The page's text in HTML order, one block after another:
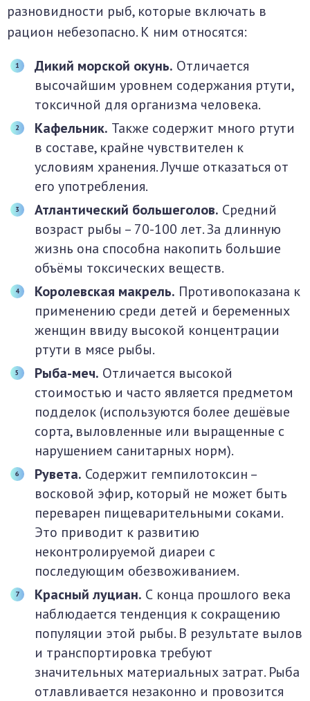
разновидности рыб, которые включать в
рацион небезопасно. К ним относятся:
Дикий морской окунь. Отличается
высочайшим уровнем содержания ртути,
токсичной для организма человека.
Кафельник. Также содержит много ртути
в составе, крайне чувствителен к
условиям хранения. Лучше отказаться от
его употребления.
Атлантический большеголов. Средний
возраст рыбы – 70-100 лет. За длинную
жизнь она способна накопить большие
объёмы токсических веществ.
Королевская макрель. Противопоказана к
применению среди детей и беременных
женщин ввиду высокой концентрации
ртути в мясе рыбы.
Рыба-меч. Отличается высокой
стоимостью и часто является предметом
подделок (используются более дешёвые
сорта, выловленные или выращенные с
нарушением санитарных норм).
Рувета. Содержит гемпилотоксин –
восковой эфир, который не может быть
переварен пищеварительными соками.
Это приводит к развитию
неконтролируемой диареи с
последующим обезвоживанием.
Красный луциан. С конца прошлого века
наблюдается тенденция к сокращению
популяции этой рыбы. В результате вылов
и транспортировка требуют
значительных материальных затрат. Рыба
отлавливается незаконно и провозится